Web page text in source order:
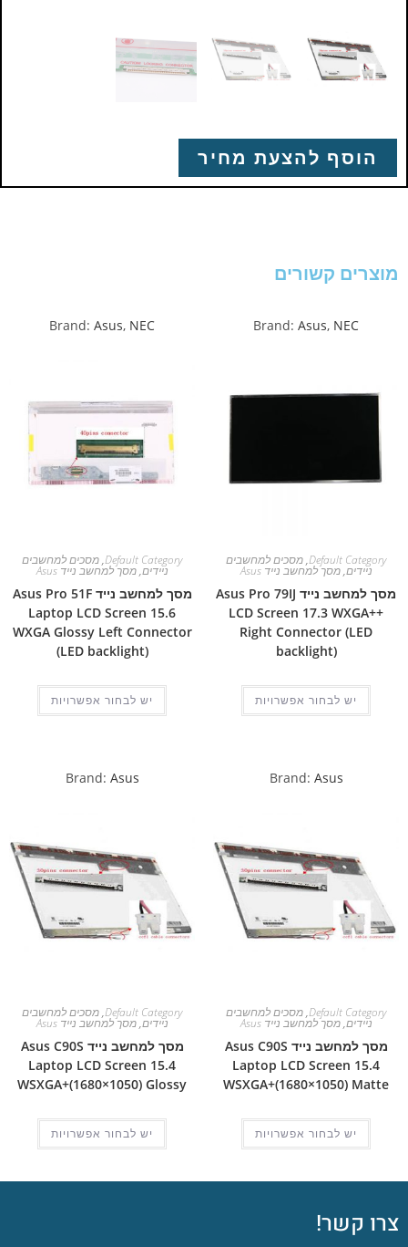
הוסף להצעת מחיר
מוצרים קשורים
Brand: Asus, NEC
Default Category
,מסכים למחשבים
ניידים,מסך למחשב נייד Asus
מסך למחשב נייד Asus Pro 79IJ
LCD Screen 17.3 WXGA++
Right Connector (LED
backlight)
יש לבחור אפשרויות
Brand: Asus, NEC
Default Category
,מסכים למחשבים
ניידים,מסך למחשב נייד Asus
מסך למחשב נייד Asus Pro 51F
Laptop LCD Screen 15.6
WXGA Glossy Left Connector
(LED backlight)
יש לבחור אפשרויות
Brand: Asus
Default Category
,מסכים למחשבים
ניידים,מסך למחשב נייד Asus
מסך למחשב נייד Asus C90S
Laptop LCD Screen 15.4
WSXGA+(1680×1050) Matte
יש לבחור אפשרויות
Brand: Asus
Default Category
,מסכים למחשבים
ניידים,מסך למחשב נייד Asus
מסך למחשב נייד Asus C90S
Laptop LCD Screen 15.4
WSXGA+(1680×1050) Glossy
יש לבחור אפשרויות
צרו קשר!